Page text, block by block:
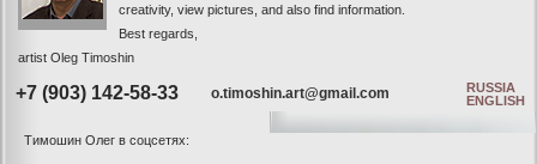
creativity, view pictures, and also find information.
Best regards,
artist Oleg Timoshin
+7 (903) 142-58-33
RUSSIA
ENGLISH
o.timoshin.art@gmail.com
Тимошин Олег в соцсетях: